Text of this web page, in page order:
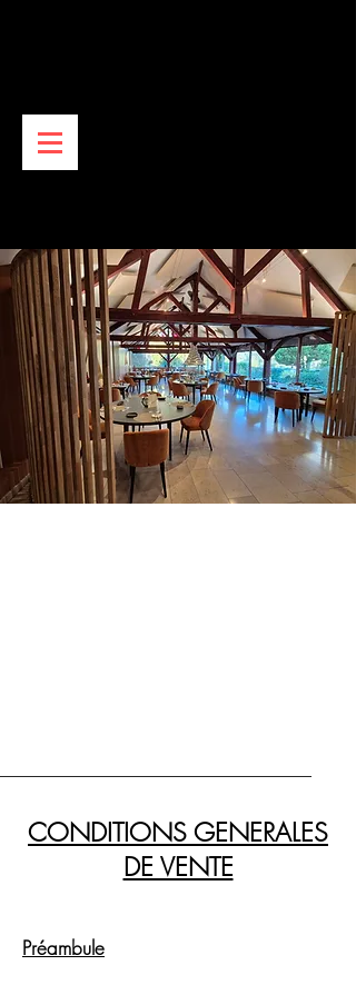
CONDITIONS GENERALES
DE VENTE
Préambule